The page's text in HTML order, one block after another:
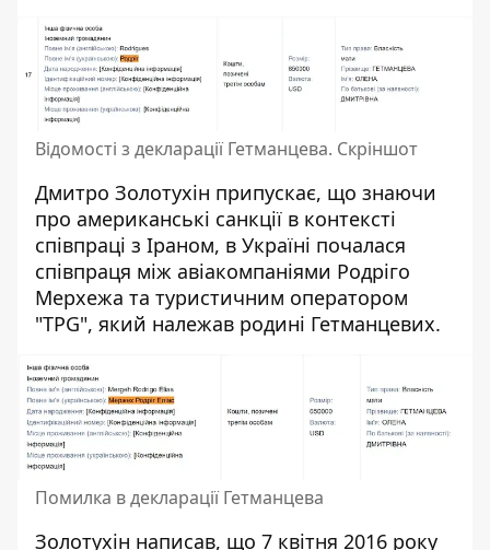
Відомості з декларації Гетманцева. Скріншот
Дмитро Золотухін припускає, що знаючи
про американські санкції в контексті
співпраці з Іраном, в Україні почалася
співпраця між авіакомпаніями Родріго
Мерхежа та туристичним оператором
"TPG", який належав родині Гетманцевих.
Помилка в декларації Гетманцева
Золотухін написав, що 7 квітня 2016 року